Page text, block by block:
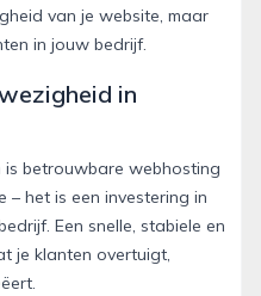
van je website, maar
in jouw bedrijf.
in
is betrouwbare webhosting
– het is een investering in
Een snelle, stabiele en
je klanten overtuigt,